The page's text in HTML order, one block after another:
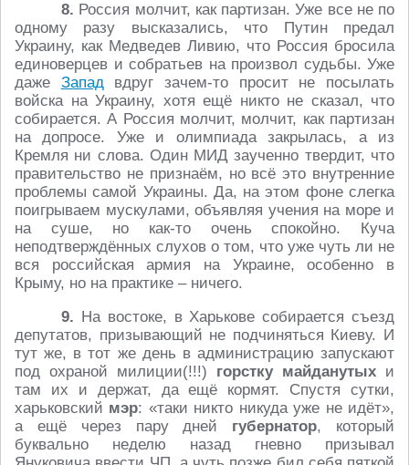
8. Россия молчит, как партизан. Уже все не по
одному разу высказались, что Путин предал
Украину, как Медведев Ливию, что Россия бросила
единоверцев и собратьев на произвол судьбы. Уже
даже Западвдруг зачем-то просит не посылать
войска на Украину, хотя ещё никто не сказал, что
собирается. А Россия молчит, молчит, как партизан
на допросе. Уже и олимпиада закрылась, а из
Кремля ни слова. Один МИД заученно твердит, что
правительство не признаём, но всё это внутренние
проблемы самой Украины. Да, на этом фоне слегка
поигрываем мускулами, объявляя учения на море и
на суше, но как-то очень спокойно. Куча
неподтверждённых слухов о том, что уже чуть ли не
вся российская армия на Украине, особенно в
Крыму, но на практике – ничего.
9. На востоке, в Харькове собирается съезд
депутатов, призывающий не подчиняться Киеву. И
тут же, в тот же день в администрацию запускают
под охраной милиции(!!!) горстку майданутых и
там их и держат, да ещё кормят. Спустя сутки,
харьковский мэр: «таки никто никуда уже не идёт»,
а ещё через пару дней губернатор, который
буквально неделю назад гневно призывал